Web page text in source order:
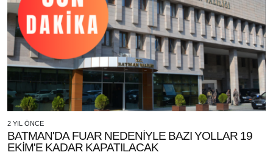
2 YIL ÖNCE
BATMAN'DA FUAR NEDENİYLE BAZI YOLLAR 19
EKİM'E KADAR KAPATILACAK